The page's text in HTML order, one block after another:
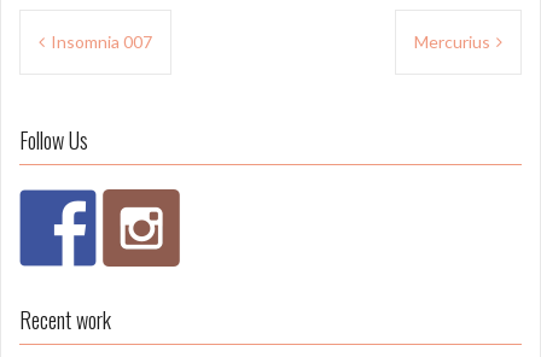
Bericht
Insomnia 007 Mercurius
Follow Us
Recent work